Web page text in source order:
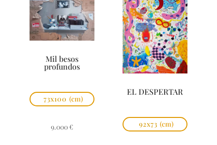
Mil besos
profundos
73x100 (cm)
9.000 €
EL DESPERTAR
92x73 (cm)